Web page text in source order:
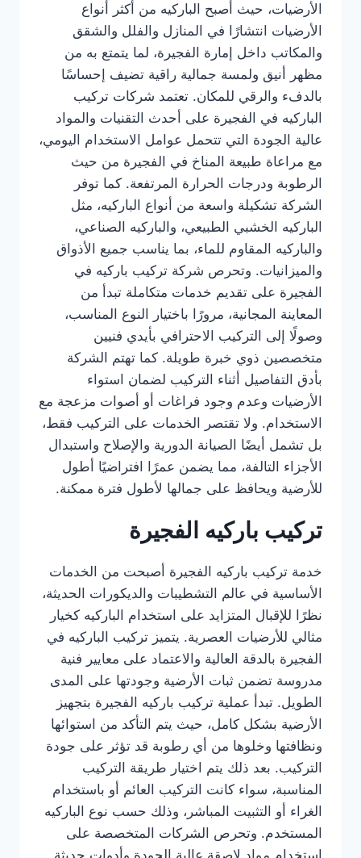
الأرضيات، حيث أصبح الباركيه من أكثر أنواع
الأرضيات انتشارًا في المنازل والفلل والشقق
والمكاتب داخل إمارة الفجيرة، لما يتمتع به من
مظهر أنيق ولمسة جمالية راقية تضيف إحساسًا
بالدفء والرقي للمكان. تعتمد شركات تركيب
الباركيه في الفجيرة على أحدث التقنيات والمواد
عالية الجودة التي تتحمل عوامل الاستخدام اليومي،
مع مراعاة طبيعة المناخ في الفجيرة من حيث
الرطوبة ودرجات الحرارة المرتفعة. كما توفر
الشركة تشكيلة واسعة من أنواع الباركيه، مثل
الباركيه الخشبي الطبيعي، والباركيه الصناعي،
والباركيه المقاوم للماء، بما يناسب جميع الأذواق
والميزانيات. وتحرص شركة تركيب باركيه في
الفجيرة على تقديم خدمات متكاملة تبدأ من
المعاينة المجانية، مرورًا باختيار النوع المناسب،
وصولًا إلى التركيب الاحترافي بأيدي فنيين
متخصصين ذوي خبرة طويلة. كما تهتم الشركة
بأدق التفاصيل أثناء التركيب لضمان استواء
الأرضيات وعدم وجود فراغات أو أصوات مزعجة مع
الاستخدام. ولا تقتصر الخدمات على التركيب فقط،
بل تشمل أيضًا الصيانة الدورية والإصلاح واستبدال
الأجزاء التالفة، مما يضمن عمرًا افتراضيًا أطول
للأرضية ويحافظ على جمالها لأطول فترة ممكنة.
تركيب باركيه الفجيرة
خدمة تركيب باركيه الفجيرة أصبحت من الخدمات
الأساسية في عالم التشطيبات والديكورات الحديثة،
نظرًا للإقبال المتزايد على استخدام الباركيه كخيار
مثالي للأرضيات العصرية. يتميز تركيب الباركيه في
الفجيرة بالدقة العالية والاعتماد على معايير فنية
مدروسة تضمن ثبات الأرضية وجودتها على المدى
الطويل. تبدأ عملية تركيب باركيه الفجيرة بتجهيز
الأرضية بشكل كامل، حيث يتم التأكد من استوائها
ونظافتها وخلوها من أي رطوبة قد تؤثر على جودة
التركيب. بعد ذلك يتم اختيار طريقة التركيب
المناسبة، سواء كانت التركيب العائم أو باستخدام
الغراء أو التثبيت المباشر، وذلك حسب نوع الباركيه
المستخدم. وتحرص الشركات المتخصصة على